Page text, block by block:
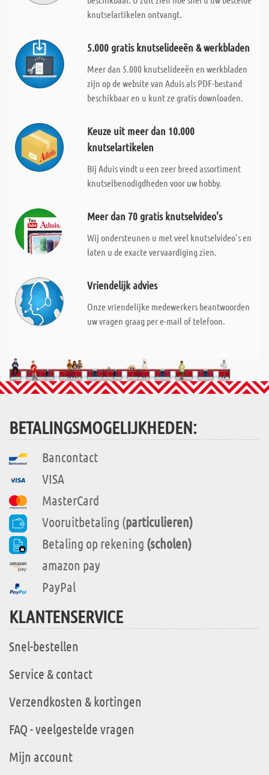
knutselartikelen ontvangt.
5.000 gratis knutselideeën & werkbladen
Meer dan 5.000 knutselideeën en werkbladen
zijn op de website van Aduis als PDF-bestand
beschikbaar en u kunt ze gratis downloaden.
Keuze uit meer dan 10.000
knutselartikelen
Bij Aduis vindt u een zeer breed assortiment
knutselbenodigdheden voor uw hobby.
Meer dan 70 gratis knutselvideo's
Wij ondersteunen u met veel knutselvideo's en
laten u de exacte vervaardiging zien.
Vriendelijk advies
Onze vriendelijke medewerkers beantwoorden
uw vragen graag per e-mail of telefoon.
BETALINGSMOGELIJKHEDEN:
Bancontact
VISA
MasterCard
Vooruitbetaling (particulieren)
Betaling op rekening (scholen)
amazon pay
PayPal
KLANTENSERVICE
Snel-bestellen
Service & contact
Verzendkosten & kortingen
FAQ - veelgestelde vragen
Mijn account